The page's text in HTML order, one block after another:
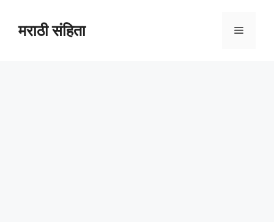
contentमराठी संहिता Menu